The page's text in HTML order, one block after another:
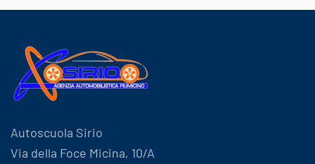
Autoscuola Sirio
Via della Foce Micina, 10/A